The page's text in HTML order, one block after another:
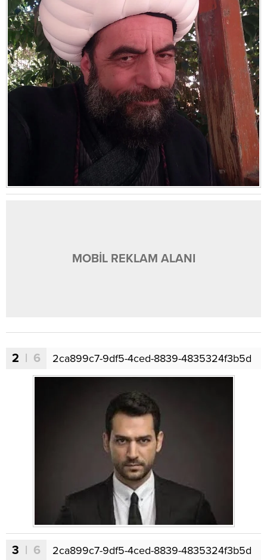
MOBİL REKLAM ALANI
2 | 6 2ca899c7-9df5-4ced-8839-4835324f3b5d
3 | 6 2ca899c7-9df5-4ced-8839-4835324f3b5d